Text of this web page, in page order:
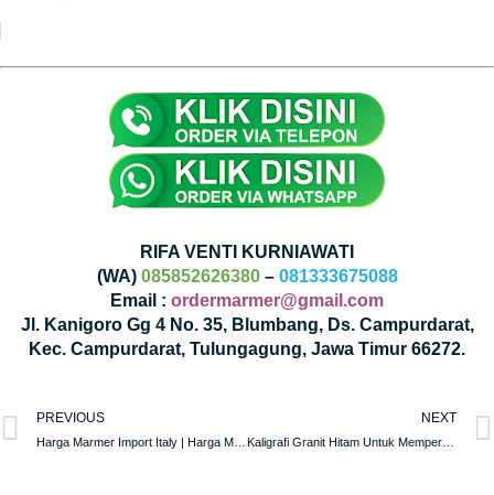
RIFA VENTI KURNIAWATI
(WA) 085852626380– 081333675088
Email : ordermarmer@gmail.com
Jl. Kanigoro Gg 4 No. 35, Blumbang, Ds. Campurdarat,
Kec. Campurdarat, Tulungagung, Jawa Timur 66272.
PREVIOUS NEXT
Kaligrafi Granit Hitam Untuk Mempercantik Interior Masjid Dan Mushola